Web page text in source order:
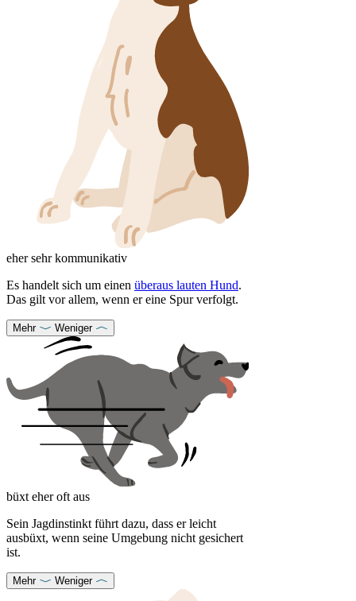
eher sehr kommunikativ
Es handelt sich um einen überaus lauten Hund.
Das gilt vor allem, wenn er eine Spur verfolgt.
Mehr Weniger
büxt eher oft aus
Sein Jagdinstinkt führt dazu, dass er leicht
ausbüxt, wenn seine Umgebung nicht gesichert
ist.
Mehr Weniger